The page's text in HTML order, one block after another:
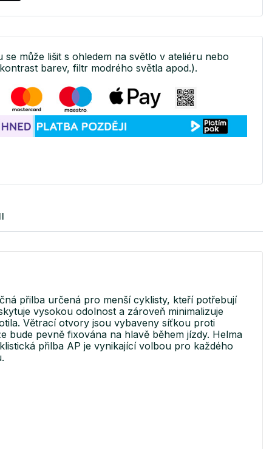
může lišit s ohledem na světlo v ateliéru nebo
barev, filtr modrého světla apod.).
přilba určená pro menší cyklisty, kteří potřebují
vysokou odolnost a zároveň minimalizuje
Větrací otvory jsou vybaveny síťkou proti
bude pevně fixována na hlavě během jízdy. Helma
přilba AP je vynikající volbou pro každého